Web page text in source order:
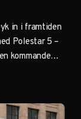
in i framtiden
Polestar 5 –
kommande
omdefinierar
långdistansresor.